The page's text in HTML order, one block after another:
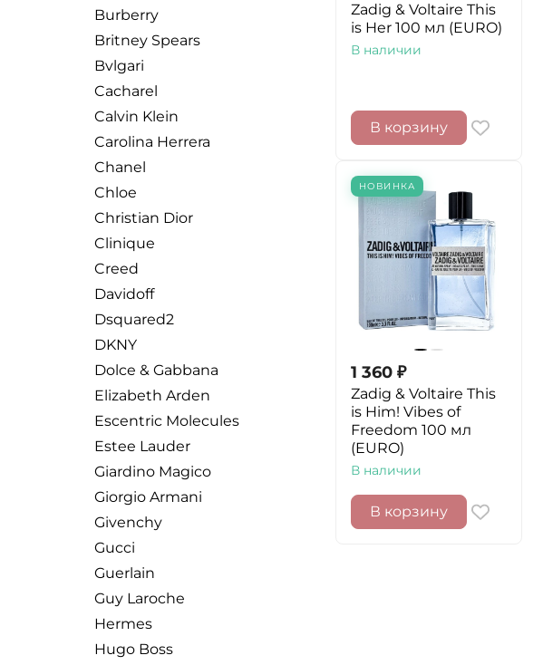
Burberry
Britney Spears
Bvlgari
Cacharel
Calvin Klein
Carolina Herrera
Chanel
Chloe
Christian Dior
Clinique
Creed
Davidoff
Dsquared2
DKNY
Dolce & Gabbana
Elizabeth Arden
Escentric Molecules
Estee Lauder
Giardino Magico
Giorgio Armani
Givenchy
Gucci
Guerlain
Guy Laroche
Hermes
Hugo Boss
Zadig & Voltaire This
is Her 100 мл (EURO)
В наличии
В корзину
НОВИНКА
1 360 ₽
Zadig & Voltaire This
is Him! Vibes of
Freedom 100 мл
(EURO)
В наличии
В корзину